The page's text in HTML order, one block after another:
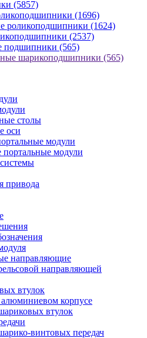
(5857)
(1696)
роликоподшипники (1624)
(2537)
подшипники (565)
шарикоподшипники (565)
столы
оси
модули
портальные модули
привода
направляющие
направляющей
втулок
корпусе
втулок
винтовых передач